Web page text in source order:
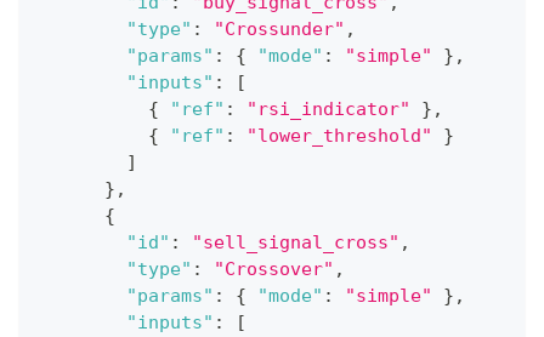
"type" : "Crossunder" ,
"params" : { "mode" : "simple" } ,
"inputs" :
[
{
"ref" : "rsi_indicator" } ,
{
"ref" : "lower_threshold"
}
]
} ,
{
"id" : "sell_signal_cross" ,
"type" : "Crossover" ,
"params" : { "mode" : "simple" } ,
"inputs" :
[